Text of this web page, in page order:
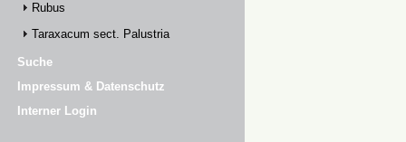
Rubus
Taraxacum sect. Palustria
Suche
Impressum & Datenschutz
Interner Login